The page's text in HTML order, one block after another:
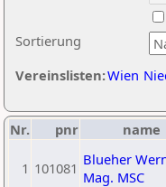
Sortierung
Vereinslisten:Wien
Nr. pnr name
1 101081 Blueher
Mag. MSC